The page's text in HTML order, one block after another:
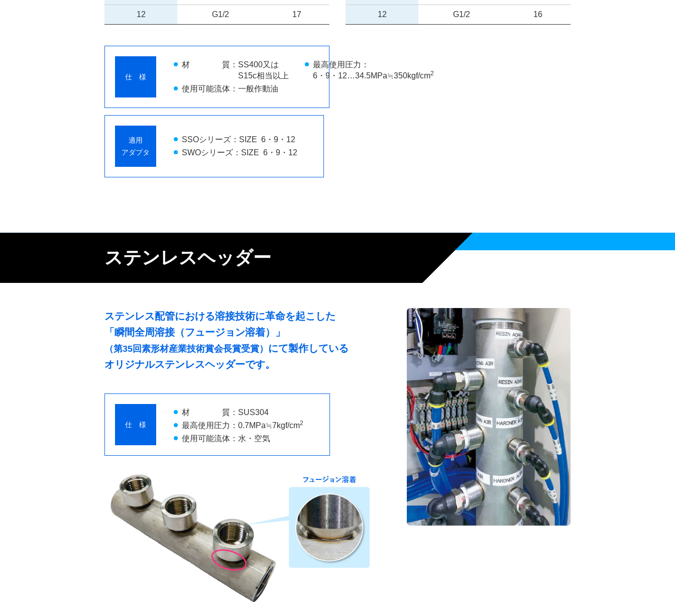
12 G1/2 17 12 G1/2 16
仕 様
材 質：SS400又は
S15c相当以上
使用可能流体：一般作動油
最高使用圧力：
6・9・12…34.5MPa≒350kgf/cm2
適用
アダプタ
SSOシリーズ： SIZE 6・9・12
SWOシリーズ： SIZE 6・9・12
ステンレスヘッダー
ステンレス配管における溶接技術に革命を起こした
「瞬間全周溶接（フュージョン溶着）」
（第35回素形材産業技術賞会長賞受賞） にて製作している
オリジナルステンレスヘッダーです。
仕 様
材 質：SUS304
最高使用圧力：0.7MPa≒7kgf/cm2
使用可能流体：水・空気